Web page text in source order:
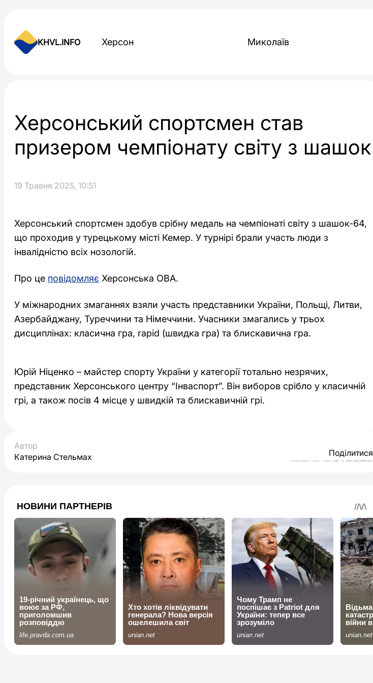
KHVL.INFO Херсон Миколаїв
Херсонський спортсмен став
призером чемпіонату світу з шашок
19 Травня 2025, 10:51
Херсонський спортсмен здобув срібну медаль на чемпіонаті світу з шашок-64,
що проходив у турецькому місті Кемер. У турнірі брали участь люди з
інвалідністю всіх нозологій.
Про це повідомляє Херсонська ОВА.
У міжнародних змаганнях взяли участь представники України, Польщі, Литви,
Азербайджану, Туреччини та Німеччини. Учасники змагались у трьох
дисциплінах: класична гра, rapid (швидка гра) та блискавична гра.
Юрій Ніценко – майстер спорту України у категорії тотально незрячих,
представник Херсонського центру “Інваспорт”. Він виборов срібло у класичній
грі, а також посів 4 місце у швидкій та блискавичній грі.
Автор
Катерина Стельмах
Поділитися